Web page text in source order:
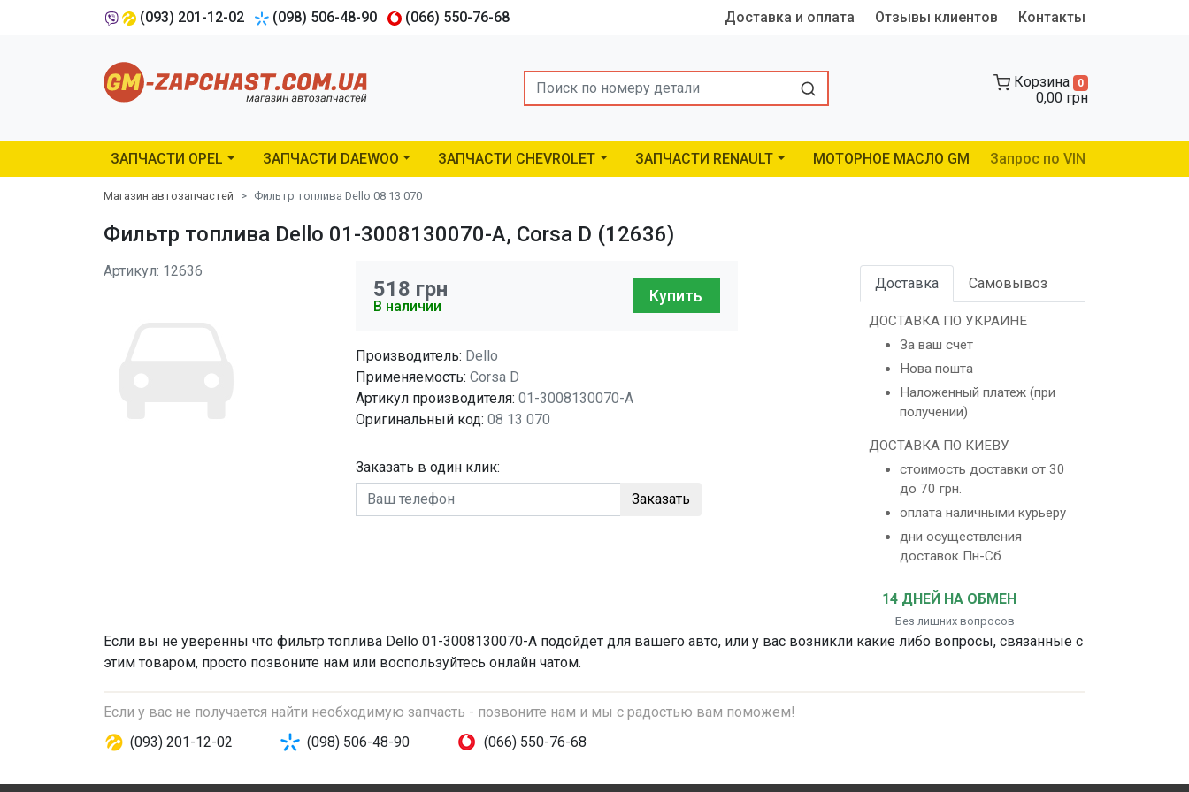
(093) 201-12-02 (098) 506-48-90 (066) 550-76-68 Доставка и оплата Отзывы клиентов Контакты
Search Корзина 0
0,00 грн
ЗАПЧАСТИ OPEL ЗАПЧАСТИ DAEWOO ЗАПЧАСТИ CHEVROLET ЗАПЧАСТИ RENAULT МОТОРНОЕ МАСЛО GM Запрос по VIN
Магазин автозапчастей Фильтр топлива Dello 08 13 070
Фильтр топлива Dello 01-3008130070-A, Corsa D (12636)
Артикул: 12636
518 грн
В наличии
Купить
Производитель: Dello
Применяемость: Corsa D
Артикул производителя: 01-3008130070-A
Оригинальный код: 08 13 070
Заказать в один клик:
Заказать
Доставка Самовывоз
ДОСТАВКА ПО УКРАИНЕ
За ваш счет
Нова пошта
Наложенный платеж (при
получении)
ДОСТАВКА ПО КИЕВУ
стоимость доставки от 30
до 70 грн.
оплата наличными курьеру
дни осуществления
доставок Пн-Сб
14 ДНЕЙ НА ОБМЕН
Без лишних вопросов
Если вы не уверенны что фильтр топлива Dello 01-3008130070-A подойдет для вашего авто, или у вас возникли какие либо вопросы, связанные с
этим товаром, просто позвоните нам или воспользуйтесь онлайн чатом.
Если у вас не получается найти необходимую запчасть - позвоните нам и мы с радостью вам поможем!
(093) 201-12-02
(098) 506-48-90 (066) 550-76-68